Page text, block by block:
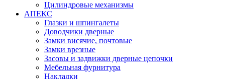
Цилиндровые механизмы
АПЕКС
Глазки и шпингалеты
Доводчики дверные
Замки висячие, почтовые
Замки врезные
Засовы и задвижки дверные цепочки
Мебельная фурнитура
Накладки